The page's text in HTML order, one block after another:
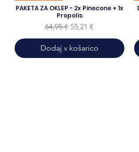
PAKETA ZA OKLEP - 2x Pinecone + 1x
Propolis
Redna cena
64,95 € Cena na razprodaji
55,21 €
Dodaj v košarico